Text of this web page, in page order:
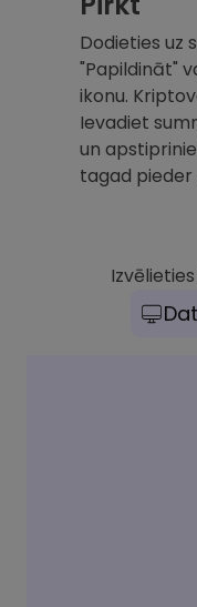
Dodieties uz
"Papildināt"
ikonu.
Ievadiet
un
tagad pieder